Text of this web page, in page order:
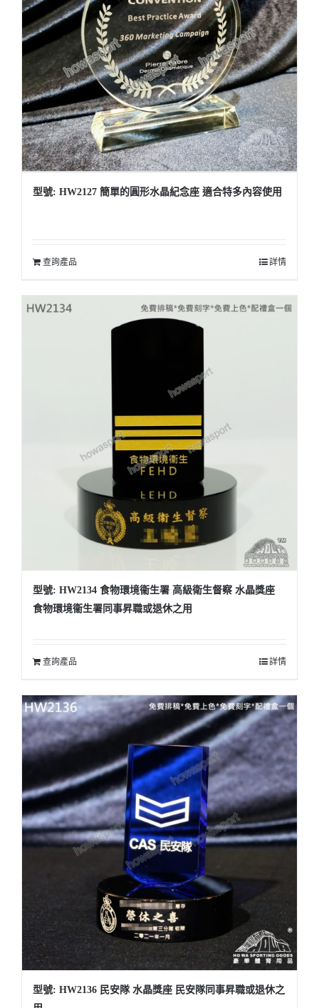
型號: HW2127 簡單的圓形水晶紀念座 適合特多內容使用
查詢產品 詳情
型號: HW2134 食物環境衞生署 高級衛生督察 水晶獎座
食物環境衞生署同事昇職或退休之用
查詢產品 詳情
型號: HW2136 民安隊 水晶獎座 民安隊同事昇職或退休之